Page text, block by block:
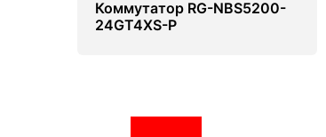
Коммутатор RG-NBS5200-
24GT4XS-P